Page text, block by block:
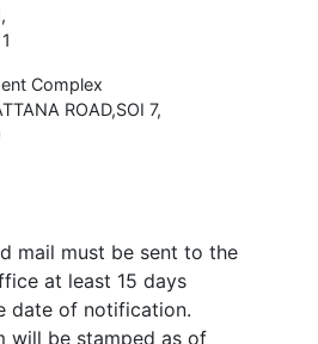
Com­plex
ROAD,SOI 7,
mail must be sent to the
at least 15 days
date of notification.
will be stamped as of